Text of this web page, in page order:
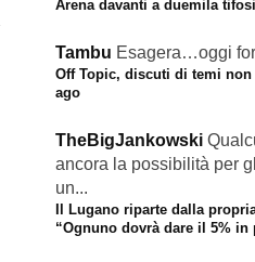
Arena davanti a duemila tifosi
Tambu Esagera…oggi
Off Topic, discuti di temi non
ago
TheBigJankowski
ancora la possibilità per
un...
Il Lugano riparte dalla
“Ognuno dovrà dare il 5% in